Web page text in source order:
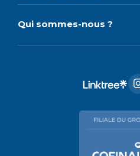
Qui sommes-nous ?